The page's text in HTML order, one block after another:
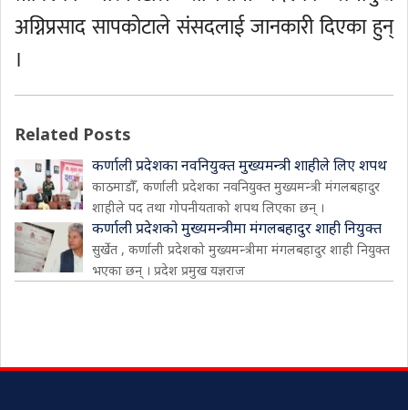
अग्निप्रसाद सापकोटाले संसदलाई जानकारी दिएका हुन्
।
Related Posts
कर्णाली प्रदेशका नवनियुक्त मुख्यमन्त्री शाहीले लिए शपथ
काठमाडौँ, कर्णाली प्रदेशका नवनियुक्त मुख्यमन्त्री मंगलबहादुर
शाहीले पद तथा गोपनीयताको शपथ लिएका छन् ।
कर्णाली प्रदेशको मुख्यमन्त्रीमा मंगलबहादुर शाही नियुक्त
सुर्खेत , कर्णाली प्रदेशको मुख्यमन्त्रीमा मंगलबहादुर शाही नियुक्त
भएका छन् । प्रदेश प्रमुख यज्ञराज